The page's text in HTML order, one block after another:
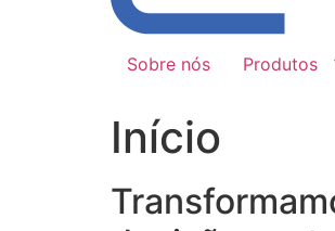
Sobre nós Produtos
Início